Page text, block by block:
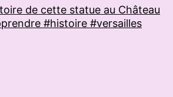
de cette statue au Château
#histoire #versailles